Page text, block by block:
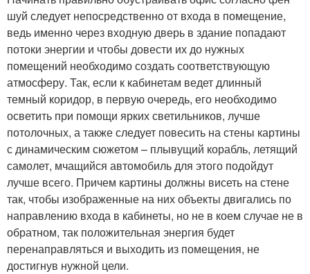
шуй следует непосредственно от входа в помещение,
ведь именно через входную дверь в здание попадают
потоки энергии и чтобы довести их до нужных
помещений необходимо создать соответствующую
атмосферу. Так, если к кабинетам ведет длинный
темный коридор, в первую очередь, его необходимо
осветить при помощи ярких светильников, лучше
потолочных, а также следует повесить на стены картины
с динамическим сюжетом – плывущий корабль, летящий
самолет, мчащийся автомобиль для этого подойдут
лучше всего. Причем картины должны висеть на стене
так, чтобы изображенные на них объекты двигались по
направлению входа в кабинеты, но не в коем случае не в
обратном, так положительная энергия будет
перенаправляться и выходить из помещения, не
достигнув нужной цели.